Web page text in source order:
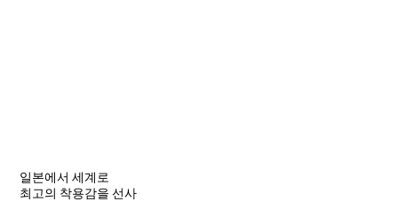
일본에서 세계로
최고의 착용감을 선사